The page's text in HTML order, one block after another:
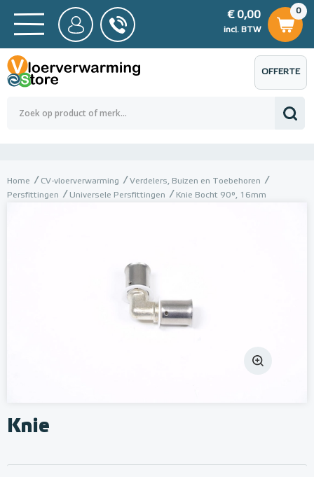
BTW
0,00
0
€ 0,00
incl. BTW
€ 0,00
OFFERTE
AANVRAGEN
Home CV-vloerverwarming
Verdelers, Buizen en Toebehoren
Persfittingen
Universele Persfittingen Knie Bocht 90°, 16mm
Knie